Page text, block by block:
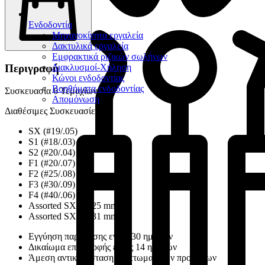
Ενδοδοντία
Μηχανοκίνητα εργαλεία
Δακτυλικά εργαλεία
Εμφρακτικά ριζικών σωλήνων
Διακλυσμοί-Χήληση
Κώνοι ενδοδοντίας
Βοηθήματα ενδοδοντίας
Απομόνωση
Περιγραφή
Συσκευασία 6 Τεμαχίων
Διαθέσιμες Συσκευασίες :
SX (#19/.05)
S1 (#18/.03)
S2 (#20/.04)
F1 (#20/.07)
F2 (#25/.08)
F3 (#30/.09)
F4 (#40/.06)
Assorted SX-F3 25 mm
Assorted SX-F3 31 mm
Εγγύηση παράδοσης εντός 30 ημερών
Δικαίωμα επιστροφής εντός 14 ημερών
Άμεση αντικατάσταση ελαττωματικών προϊόντων